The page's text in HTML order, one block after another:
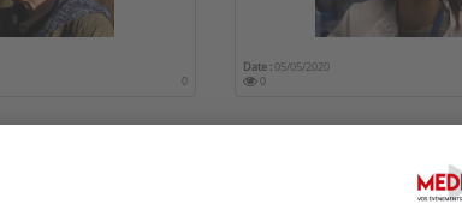
0
Date :05/05/2020
0